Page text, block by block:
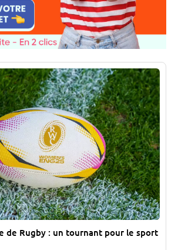
de Rugby : un tournant pour le sport